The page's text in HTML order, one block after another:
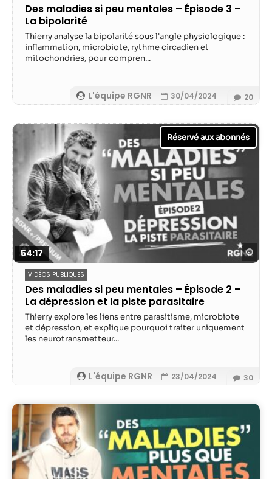
Des maladies si peu mentales – Épisode 3 –
La bipolarité
L'équipe RGNR 30/04/2024
Thierry analyse la bipolarité sous l'angle physiologique :
inflammation, microbiote, rythme circadien et
mitochondries, pour compren...
20
54:17
VIDÉOS PUBLIQUES
Des maladies si peu mentales – Épisode 2 –
La dépression et la piste parasitaire
L'équipe RGNR 23/04/2024
Thierry explore les liens entre parasitisme, microbiote
et dépression, et explique pourquoi traiter uniquement
les neurotransmetteur...
30